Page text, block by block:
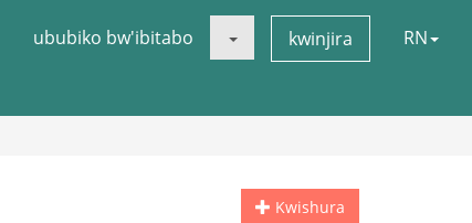
ububiko bw'ibitabo kwinjira RN
Kwishura